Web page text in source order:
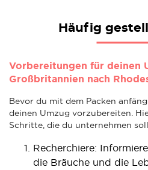
Häufig
Vorbereitungen für deinen
Großbritannien nach
Bevor du mit dem Packen
deinen Umzug vorzubereiten.
Schritte, die du unternehmen
Recherchiere:
die Bräuche und die